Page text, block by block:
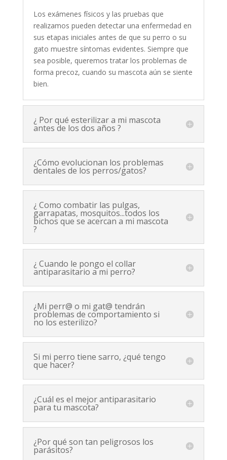
Los exámenes físicos y las pruebas que
realizamos pueden detectar una enfermedad en
sus etapas iniciales antes de que su perro o su
gato muestre síntomas evidentes. Siempre que
sea posible, queremos tratar los problemas de
forma precoz, cuando su mascota aún se siente
bien.
¿ Por qué esterilizar a mi mascota
antes de los dos años ?
¿Cómo evolucionan los problemas
dentales de los perros/gatos?
¿ Como combatir las pulgas,
garrapatas, mosquitos...todos los
bichos que se acercan a mi mascota
?
¿ Cuando le pongo el collar
antiparasitario a mi perro?
¿Mi perr@ o mi gat@ tendrán
problemas de comportamiento si
no los esterilizo?
Si mi perro tiene sarro, ¿qué tengo
que hacer?
¿Cuál es el mejor antiparasitario
para tu mascota?
¿Por qué son tan peligrosos los
parásitos?